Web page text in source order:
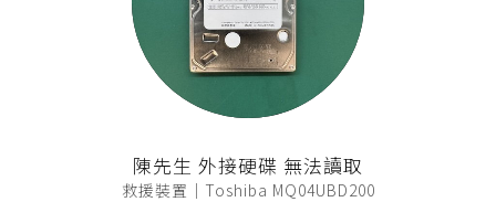
陳先生 外接硬碟 無法讀取
救援裝置｜Toshiba MQ04UBD200